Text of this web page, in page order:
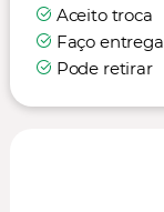
Aceito troca
Faço entrega
Pode retirar